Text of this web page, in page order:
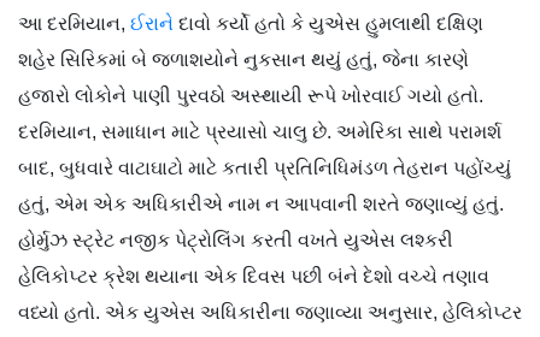
આ દરમિયાન, ઈરાને દાવો કર્યો હતો કે યુએસ હુમલાથી દક્ષિણ
શહેર સિરિકમાં બે જળાશયોને નુકસાન થયું હતું, જેના કારણે
હજારો લોકોને પાણી પુરવઠો અસ્થાયી રૂપે ખોરવાઈ ગયો હતો.
દરમિયાન, સમાધાન માટે પ્રયાસો ચાલુ છે. અમેરિકા સાથે પરામર્શ
બાદ, બુધવારે વાટાઘાટો માટે કતારી પ્રતિનિધિમંડળ તેહરાન પહોંચ્યું
હતું, એમ એક અધિકારીએ નામ ન આપવાની શરતે જણાવ્યું હતું.
હોર્મુઝ સ્ટ્રેટ નજીક પેટ્રોલિંગ કરતી વખતે યુએસ લશ્કરી
હેલિકોપ્ટર ક્રેશ થયાના એક દિવસ પછી બંને દેશો વચ્ચે તણાવ
વધ્યો હતો. એક યુએસ અધિકારીના જણાવ્યા અનુસાર, હેલિકોપ્ટર